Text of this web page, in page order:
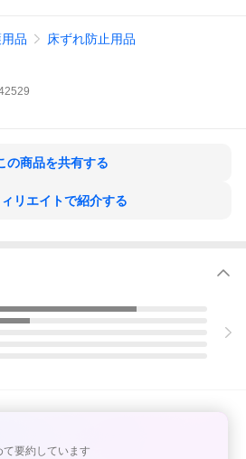
レタンが体圧を均等に分散
し、お尻の痛みを抑えます！
せる立体成型
防ぐ！
工が振動等によるずり落ちを防ぐ！
の大きさ。
品
床ずれ防止用品
の商品を共有する
リエイトで紹介する
要約しています